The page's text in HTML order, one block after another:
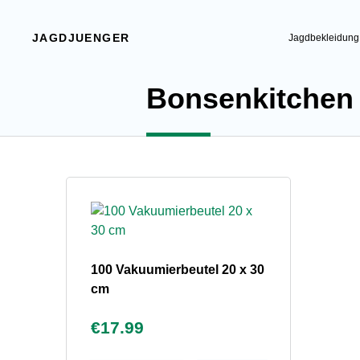
JAGDJUENGER Jagdbekleidung
Bonsenkitchen
100 Vakuumierbeutel 20 x 30
cm
€17.99